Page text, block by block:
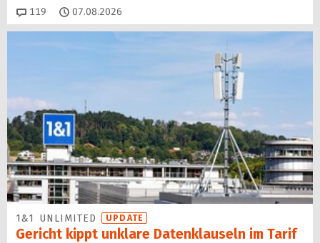
119 Kommentare
07.08.2026
1&1 UNLIMITED UPDATE
Gericht kippt unklare Datenklauseln im Tarif